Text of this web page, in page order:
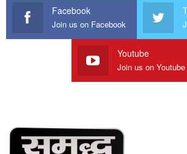
Facebook
Join us on Facebook
Youtube
Join us on Youtube